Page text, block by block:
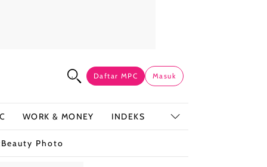
Daftar MPC Masuk
WORK & MONEY INDEKS
Beauty Photo